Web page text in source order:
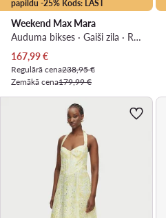
papildu -25% Kods: LAST
Weekend Max Mara
Auduma bikses · Gaiši zila · Regular Fit
Pašreizējā cena
167,99€
Regulārā cena238,95 €
Zemākā cena179,99 €